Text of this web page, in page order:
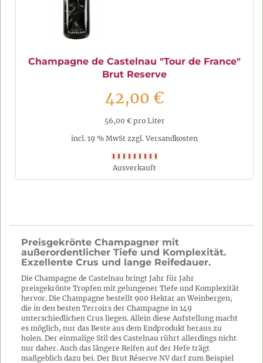
Champagne de Castelnau "Tour de France"
Brut Reserve
42,00 €
56,00 € pro Liter
incl. 19 % MwSt zzgl. Versandkosten
Ausverkauft
Preisgekrönte Champagner mit
außerordentlicher Tiefe und Komplexität.
Exzellente Crus und lange Reifedauer.
Die Champagne de Castelnau bringt Jahr für Jahr
preisgekrönte Tropfen mit gelungener Tiefe und Komplexität
hervor. Die Champagne bestellt 900 Hektar an Weinbergen,
die in den besten Terroirs der Champagne in 149
unterschiedlichen Crus liegen. Allein diese Aufstellung macht
es möglich, nur das Beste aus dem Endprodukt heraus zu
holen. Der einmalige Stil des Castelnau rührt allerdings nicht
nur daher. Auch das längere Reifen auf der Hefe trägt
maßgeblich dazu bei. Der Brut Réserve NV darf zum Beispiel